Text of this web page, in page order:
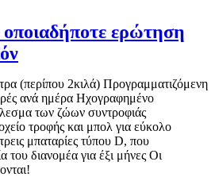
ερώτηση
(περίπου 2κιλά) Προγραμματιζόμενη
ανά ημέρα Ηχογραφημένο
των ζώων συντροφιάς
τροφής και μπολ για εύκολο
μπαταρίες τύπου D, που
του διανομέα για έξι μήνες Οι